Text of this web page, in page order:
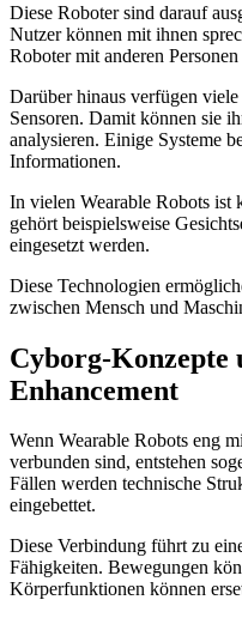
Diese Roboter sind darauf
Nutzer können mit ihnen
Roboter mit anderen
Darüber hinaus verfügen
Sensoren. Damit können sie
analysieren. Einige Systeme
Informationen.
In vielen Wearable Robots ist
gehört beispielsweise
eingesetzt werden.
Diese Technologien
zwischen Mensch und
Cyborg-Konzepte
Enhancement
Wenn Wearable Robots eng
verbunden sind, entstehen
Fällen werden technische
eingebettet.
Diese Verbindung führt zu
Fähigkeiten. Bewegungen
Körperfunktionen können